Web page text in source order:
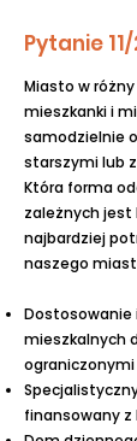
Pytanie
Miasto w
mieszkanki i
samodzielnie
starszymi lub
Która forma
zależnych jest
najbardziej
naszego
Dostosowanie
mieszkalnych
finansowany